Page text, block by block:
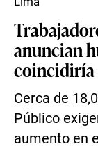
anuncian
coincidiría
Cerca de
Público
aumento en